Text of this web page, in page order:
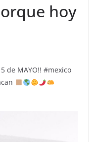
hoy
de MAYO!! #mexico